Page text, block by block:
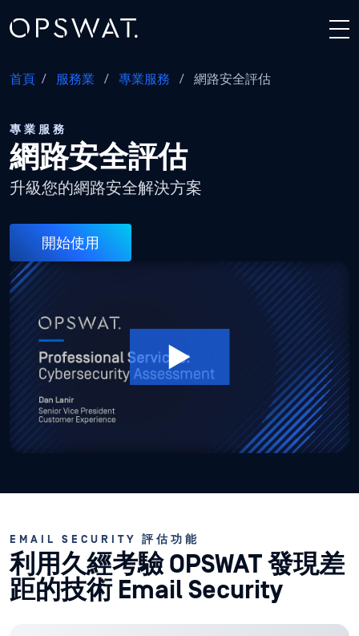
首頁 / 服務業 / 專業服務 / 網路安全評估
專業服務
網路安全評估
升級您的網路安全解決方案
開始使用
EMAIL SECURITY 評估功能
利用久經考驗 OPSWAT 發現差
距的技術 Email Security